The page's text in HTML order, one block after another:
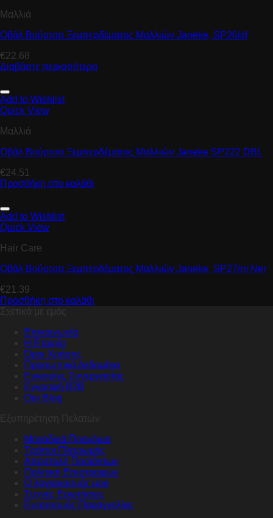
Μαλλιά
Οβάλ Βούρτσα Ξεμπερδέματος Μαλλιών Janeke, SP26/sf
€22.68
Διαβάστε περισσότερα
Add to Wishlist
Quick View
Μαλλιά
Οβάλ Βούρτσα Ξεμπερδέματος Μαλλιών Janeke SP222 DBL
€24.51
Προσθήκη στο καλάθι
Add to Wishlist
Quick View
Hair Care
Οβάλ Βούρτσα Ξεμπερδέματος Μαλλιών Janeke, SP27/m Ner
€21.39
Προσθήκη στο καλάθι
Σχετικά με εμάς
Επικοινωνία
Η Εταιρία
Όροι Χρήσης
Προσωπικά Δεδομένα
Ευκαιρίες Συνεργασίας
Εγγραφή B2B
Our Blog
Εξυπηρέτηση Πελατών
Μοναδικά Προνόμια
Τρόποι Πληρωμής
Αποστολή Προϊόντων
Πολιτική Επιστροφών
Ο λογαριασμός μου
Συχνές Ερωτήσεις
Εντοπισμός Παραγγελίας